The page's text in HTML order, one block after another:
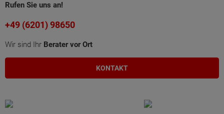
Rufen Sie uns an!
+49 (6201) 98650
Wir sind Ihr Berater vor Ort
KONTAKT